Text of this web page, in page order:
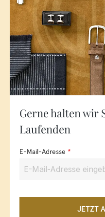
Gerne halten wir
Laufenden
E-Mail-Adresse *
JETZT